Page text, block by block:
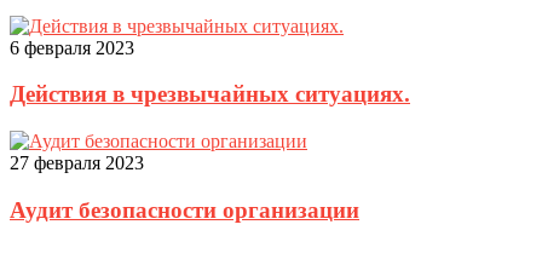
6 февраля 2023
Действия в чрезвычайных ситуациях.
27 февраля 2023
Аудит безопасности организации